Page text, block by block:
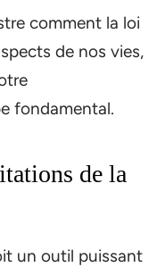
comment la loi
de nos vies,
fondamental.
de la
un outil puissant